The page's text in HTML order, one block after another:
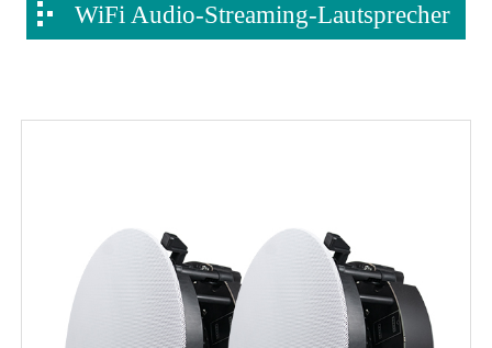
WiFi Audio-Streaming-Lautsprecher